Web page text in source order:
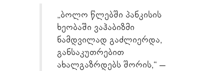
„ბოლო წლებში პანკისის
ხეობაში ვაჰაბიზმი
ნამდვილად გაძლიერდა,
განსაკუთრებით
ახალგაზრდებს შორის,“ –